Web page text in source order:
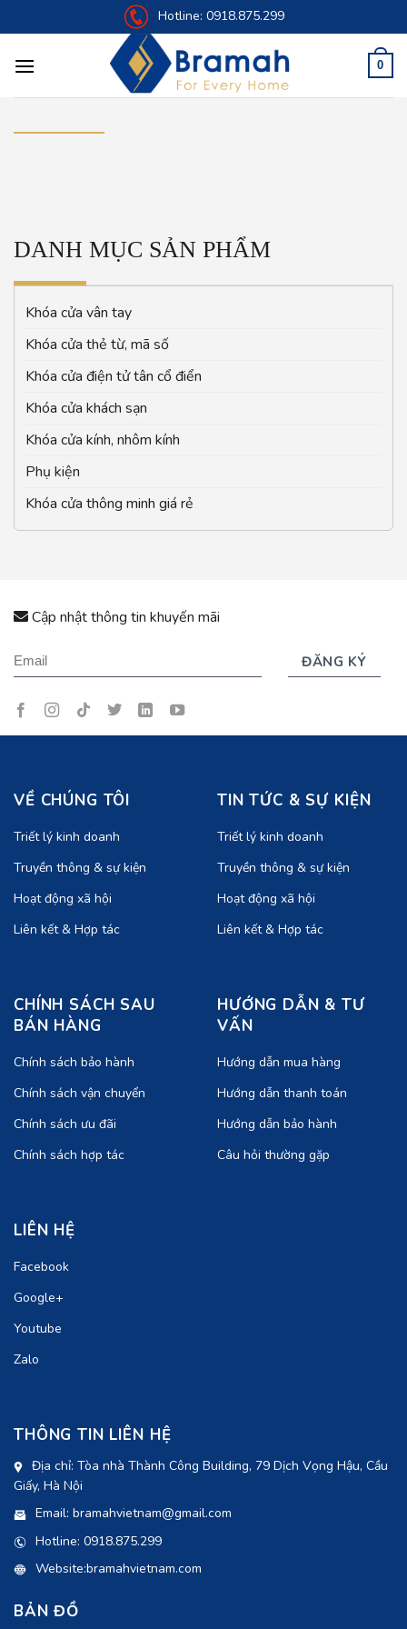
to
Hotline: 0918.875.299
0
DANH MỤC SẢN PHẨM
Khóa cửa vân tay
Khóa cửa thẻ từ, mã số
Khóa cửa điện tử tân cổ điển
Khóa cửa khách sạn
Khóa cửa kính, nhôm kính
Phụ kiện
Khóa cửa thông minh giá rẻ
Cập nhật thông tin khuyến mãi
VỀ CHÚNG TÔI
Triết lý kinh doanh
Truyền thông & sự kiện
Hoạt động xã hội
Liên kết & Hợp tác
TIN TỨC & SỰ KIỆN
Triết lý kinh doanh
Truyền thông & sự kiện
Hoạt động xã hội
Liên kết & Hợp tác
CHÍNH SÁCH SAU
BÁN HÀNG
Chính sách bảo hành
Chính sách vận chuyển
Chính sách ưu đãi
Chính sách hợp tác
HƯỚNG DẪN & TƯ
VẤN
Hướng dẫn mua hàng
Hướng dẫn thanh toán
Hướng dẫn bảo hành
Câu hỏi thường gặp
LIÊN HỆ
Facebook
Google+
Youtube
Zalo
THÔNG TIN LIÊN HỆ
Địa chỉ: Tòa nhà Thành Công Building, 79 Dịch Vọng Hậu, Cầu
Giấy, Hà Nội
Email: bramahvietnam@gmail.com
Hotline: 0918.875.299
Website:bramahvietnam.com
BẢN ĐỒ